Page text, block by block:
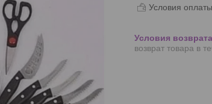
Условия
возврат товара в